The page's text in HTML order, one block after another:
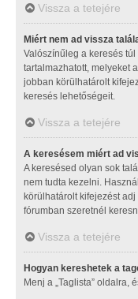
Vissza a tetejére
Miért nem ad vissza
Valószínűleg a keresés
tartalmazhatott, melyeket
jobban körülhatárolt
keresés lehetőségeit.
Vissza a tetejére
A keresésem miért ad
A keresésed olyan sok
nem tudta kezelni.
körülhatárolt kifejezést
fórumban szeretnél
Vissza a tetejére
Hogyan kereshetek a
Menj a „Taglista” oldalra,